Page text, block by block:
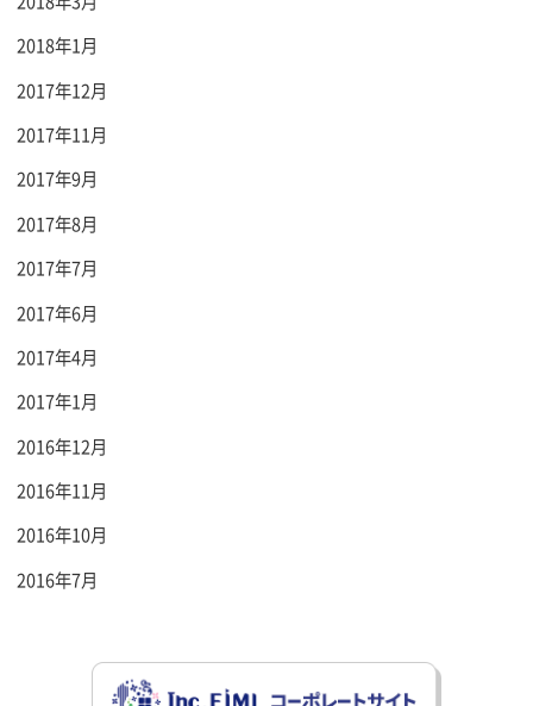
2018年1月
2017年12月
2017年11月
2017年9月
2017年8月
2017年7月
2017年6月
2017年4月
2017年1月
2016年12月
2016年11月
2016年10月
2016年7月